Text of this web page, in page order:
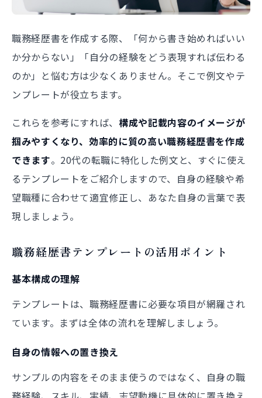
職務経歴書を作成する際、「何から書き始めればいい
か分からない」「自分の経験をどう表現すれば伝わる
のか」と悩む方は少なくありません。そこで例文やテ
ンプレートが役立ちます。
これらを参考にすれば、構成や記載内容のイメージが
掴みやすくなり、効率的に質の高い職務経歴書を作成
できます。20代の転職に特化した例文と、すぐに使え
るテンプレートをご紹介しますので、自身の経験や希
望職種に合わせて適宜修正し、あなた自身の言葉で表
現しましょう。
職務経歴書テンプレートの活用ポイント
基本構成の理解
テンプレートは、職務経歴書に必要な項目が網羅され
ています。まずは全体の流れを理解しましょう。
自身の情報への置き換え
サンプルの内容をそのまま使うのではなく、自身の職